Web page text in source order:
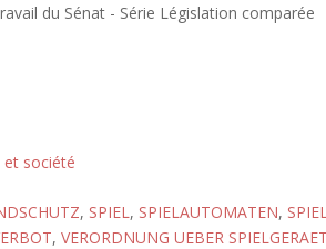
du Sénat - Série Législation comparée
société
, SPIEL, SPIELAUTOMATEN,
, VERORDNUNG UEBER